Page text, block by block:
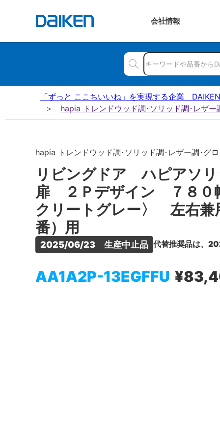
会社情報
「ずっと ここちいいね」を実現する企業 DAIKEN
hapia トレンドウッド調･ソリッド調･レザ
hapia トレンドウッド調･ソリッド調･レザー調･グ
リビングドア ハピアソ
扉 ２Ｐデザイン ７８
クリートグレー〉 左右
番）用
2025/06/23　生産中止品 代替推奨品は、
AA1A2P-13EGFFU